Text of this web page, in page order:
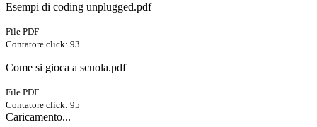
Esempi di coding unplugged.pdf
File PDF
Contatore click: 93
Come si gioca a scuola.pdf
File PDF
Contatore click: 95
Caricamento...